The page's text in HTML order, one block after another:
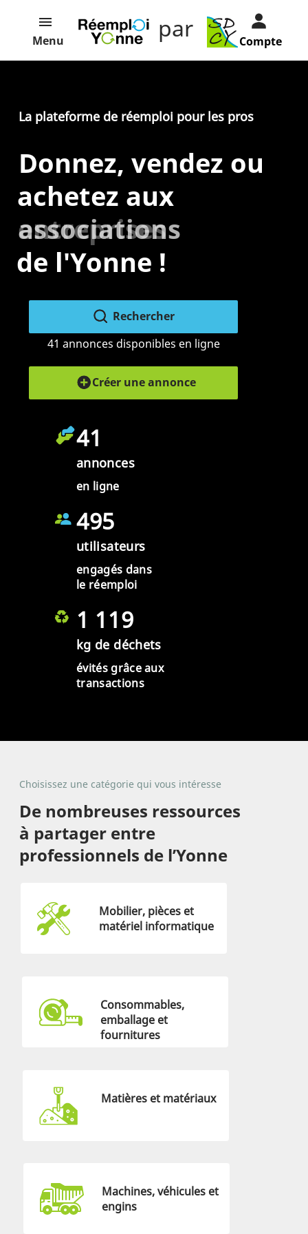
Menu par Compte
La plateforme de réemploi pour les pros
Donnez, vendez ou
achetez aux
entreprises
associations
de l'Yonne !
Rechercher
41 annonces disponibles en ligne
Créer une annonce
41
annonces
en ligne
495
utilisateurs
engagés dans
le réemploi
1 119
kg de déchets
évités grâce aux
transactions
Choisissez une catégorie qui vous intéresse
De nombreuses ressources
à partager entre
professionnels de l’Yonne
Mobilier, pièces et
matériel informatique
Consommables,
emballage et
fournitures
Matières et matériaux
Machines, véhicules et
engins